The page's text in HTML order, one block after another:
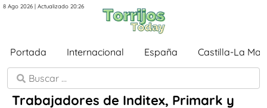
8 Ago 2026 | Actualizado 20:26
Portada Internacional España Castilla-La
Trabajadores de Inditex, Primark y